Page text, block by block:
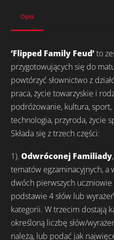
Opis
’Flipped Family Feud’to
przygotowujących się do
powtórzyć słownictwo z
praca, życie towarzyskie i
podróżowanie, kultura, sport,
technologia, przyroda, życie
Składa się z trzech części:
1).Odwróconej Familiady
tematów egzaminacyjnych, a
dwóch pierwszych uczniowie
podstawie 4 słów lub
kategorii. W trzecim dostają
określoną liczbę słów/
należą, lub podać jak